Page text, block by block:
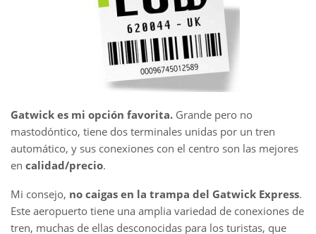
Gatwick es mi opción favorita. Grande pero no
mastodóntico, tiene dos terminales unidas por un tren
automático, y sus conexiones con el centro son las mejores
en calidad/precio.
Mi consejo, no caigas en la trampa del Gatwick Express.
Este aeropuerto tiene una amplia variedad de conexiones de
tren, muchas de ellas desconocidas para los turistas, que